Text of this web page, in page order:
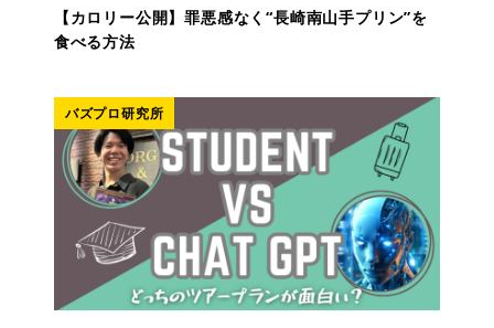
【カロリー公開】罪悪感なく“長崎南山手プリン”を
食べる方法
バズプロ研究所